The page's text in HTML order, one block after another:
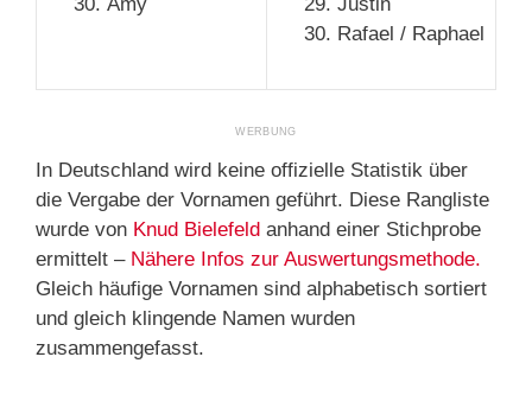
Rafael / Raphael
In Deutschland wird keine offizielle Statistik über
die Vergabe der Vornamen geführt. Diese Rangliste
wurde von Knud Bielefeld anhand einer Stichprobe
ermittelt – Nähere Infos zur Auswertungsmethode.
Gleich häufige Vornamen sind alphabetisch sortiert
und gleich klingende Namen wurden
zusammengefasst.